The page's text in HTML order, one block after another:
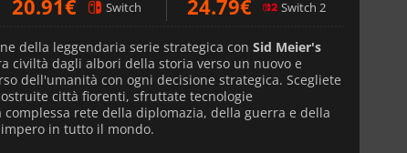
20.91€ Switch 24.79€ Switch 2
della leggendaria serie strategica con Sid Meier's
civiltà dagli albori della storia verso un nuovo e
dell'umanità con ogni decisione strategica. Scegliete
città fiorenti, sfruttate tecnologie
rete della diplomazia, della guerra e della
in tutto il mondo.